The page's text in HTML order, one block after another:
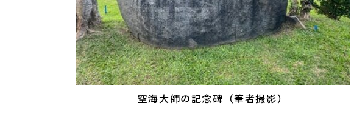
空海大師の記念碑（筆者撮影）